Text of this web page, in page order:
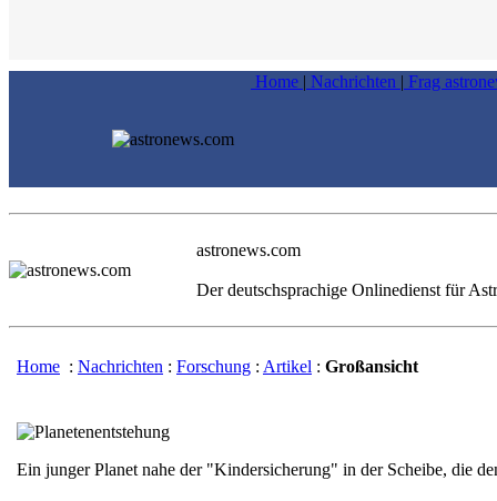
Home | Nachrichten | Frag
astronews.com
Der deutschsprachige Onlinedienst für
Home : Nachrichten : Forschung : Artikel : Großansicht
Ein junger Planet nahe der "Kindersicherung" in der Scheibe, die